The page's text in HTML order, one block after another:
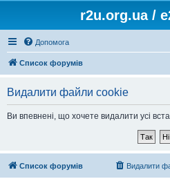
r2u.org.ua /
Допомога
Список форумів
Видалити файли cookie
Ви впевнені, що хочете видалити усі
Список форумів Видалити